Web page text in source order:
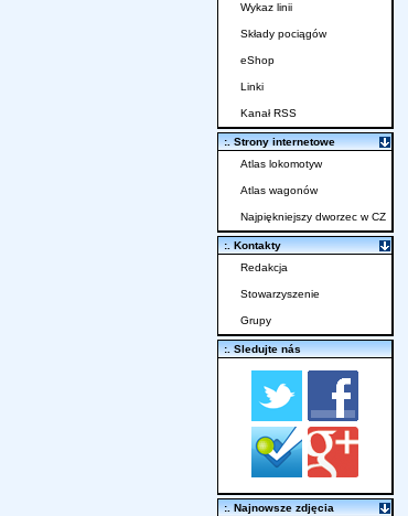
Wykaz linii
Składy pociągów
eShop
Linki
Kanał RSS
:. Strony internetowe
Atlas lokomotyw
Atlas wagonów
Najpiękniejszy dworzec w CZ
:. Kontakty
Redakcja
Stowarzyszenie
Grupy
:. Sledujte nás
:. Najnowsze zdjęcia